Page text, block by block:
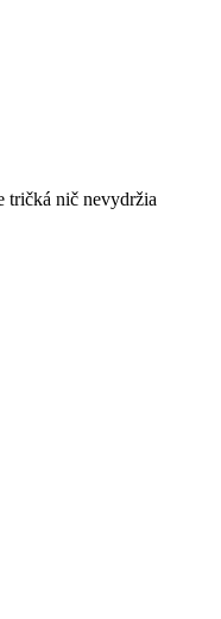
tričká nič nevydržia